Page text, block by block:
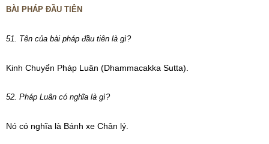
BÀI PHÁP ĐẦU TIÊN
51. Tên của bài pháp đầu tiên là gì?
Kinh Chuyển Pháp Luân (Dhammacakka Sutta).
52. Pháp Luân có nghĩa là gì?
Nó có nghĩa là Bánh xe Chân lý.